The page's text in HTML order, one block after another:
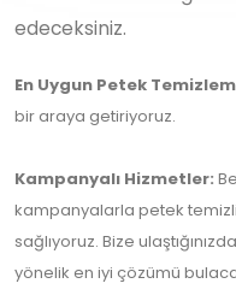
edeceksiniz.
En Uygun Petek
bir araya getiriyoruz.
Kampanyalı Hizmetler:
kampanyalarla petek
sağlıyoruz. Bize
yönelik en iyi çözümü